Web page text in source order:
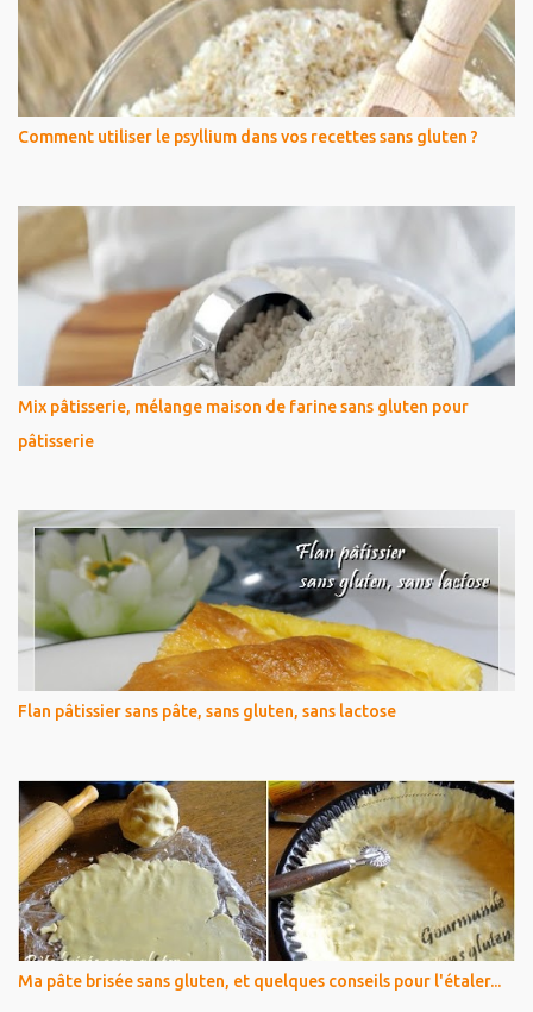
Comment utiliser le psyllium dans vos recettes sans gluten ?
Mix pâtisserie, mélange maison de farine sans gluten pour
pâtisserie
Flan pâtissier sans pâte, sans gluten, sans lactose
Ma pâte brisée sans gluten, et quelques conseils pour l'étaler...